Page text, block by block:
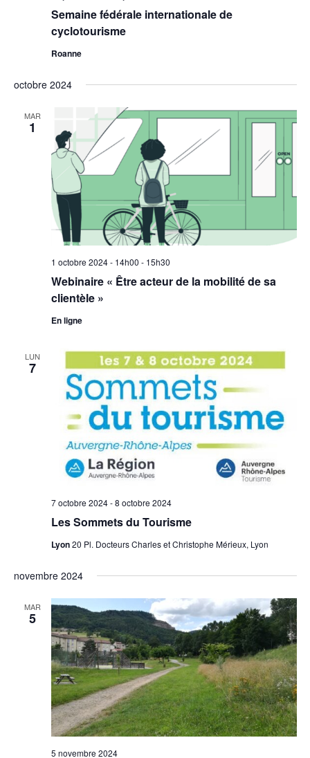
Semaine fédérale internationale de
cyclotourisme
Roanne
octobre 2024
MAR
1
Webinaire « Être acteur de la mobilité de sa
clientèle »
1 octobre 2024 - 14h00 - 15h30
En ligne
LUN
7
Les Sommets du Tourisme
7 octobre 2024-8 octobre 2024
Lyon20 Pl. Docteurs Charles et Christophe Mérieux, Lyon
novembre 2024
MAR
5
5 novembre 2024